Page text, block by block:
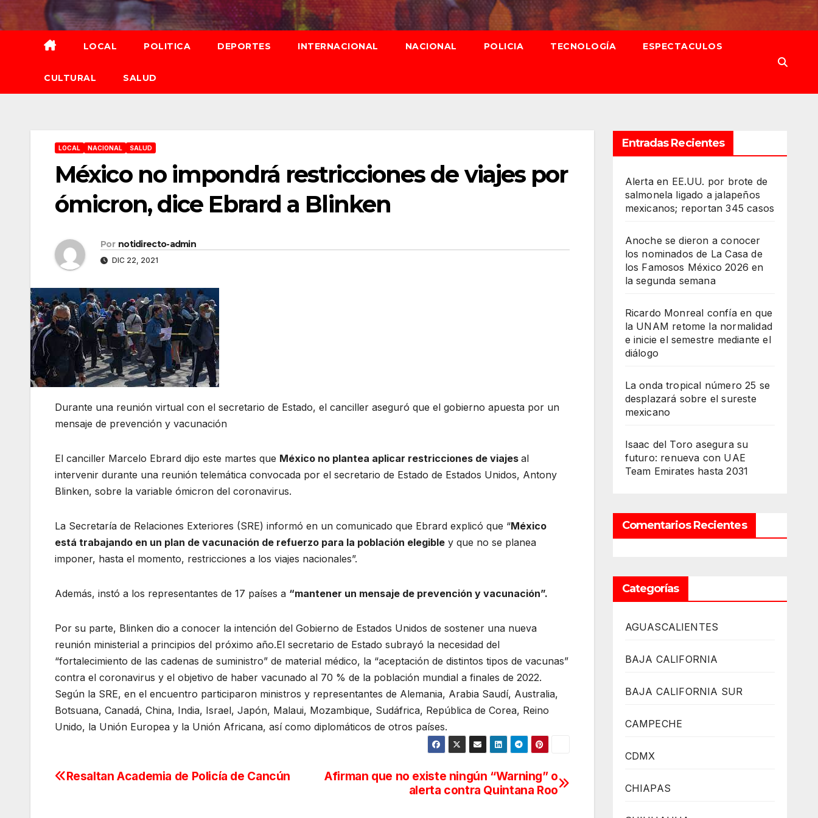
al
contenido
LOCAL POLITICA DEPORTES INTERNACIONAL NACIONAL POLICIA TECNOLOGÍA ESPECTACULOS
CULTURAL SALUD
LOCAL NACIONAL SALUD
México no impondrá restricciones de viajes por
ómicron, dice Ebrard a Blinken
Por notidirecto-admin
DIC 22, 2021
Durante una reunión virtual con el secretario de Estado, el canciller aseguró que el gobierno apuesta por un
mensaje de prevención y vacunación
El canciller Marcelo Ebrard dijo este martes que México no plantea aplicar restricciones de viajes al
intervenir durante una reunión telemática convocada por el secretario de Estado de Estados Unidos, Antony
Blinken, sobre la variable ómicron del coronavirus.
La Secretaría de Relaciones Exteriores (SRE) informó en un comunicado que Ebrard explicó que “México
está trabajando en un plan de vacunación de refuerzo para la población elegible y que no se planea
imponer, hasta el momento, restricciones a los viajes nacionales”.
Además, instó a los representantes de 17 países a “mantener un mensaje de prevención y vacunación”.
Por su parte, Blinken dio a conocer la intención del Gobierno de Estados Unidos de sostener una nueva
reunión ministerial a principios del próximo año.El secretario de Estado subrayó la necesidad del
“fortalecimiento de las cadenas de suministro” de material médico, la “aceptación de distintos tipos de vacunas”
contra el coronavirus y el objetivo de haber vacunado al 70 % de la población mundial a finales de 2022.
Según la SRE, en el encuentro participaron ministros y representantes de Alemania, Arabia Saudí, Australia,
Botsuana, Canadá, China, India, Israel, Japón, Malaui, Mozambique, Sudáfrica, República de Corea, Reino
Unido, la Unión Europea y la Unión Africana, así como diplomáticos de otros países.
Navegación
Afirman que no existe ningún “Warning” o
alerta contra Quintana Roo
Resaltan Academia de Policía de Cancún
Entradas Recientes
Alerta en EE.UU. por brote de
salmonela ligado a jalapeños
mexicanos; reportan 345 casos
Anoche se dieron a conocer
los nominados de La Casa de
los Famosos México 2026 en
la segunda semana
Ricardo Monreal confía en que
la UNAM retome la normalidad
e inicie el semestre mediante el
diálogo
La onda tropical número 25 se
desplazará sobre el sureste
mexicano
Isaac del Toro asegura su
futuro: renueva con UAE
Team Emirates hasta 2031
Comentarios Recientes
Categorías
AGUASCALIENTES
BAJA CALIFORNIA
BAJA CALIFORNIA SUR
CAMPECHE
CDMX
CHIAPAS